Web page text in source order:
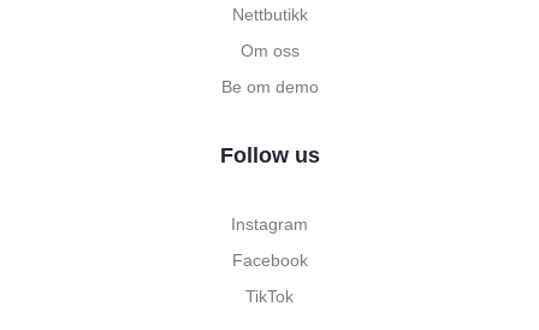
Nettbutikk
Om oss
Be om demo
Follow us
Instagram
Facebook
TikTok